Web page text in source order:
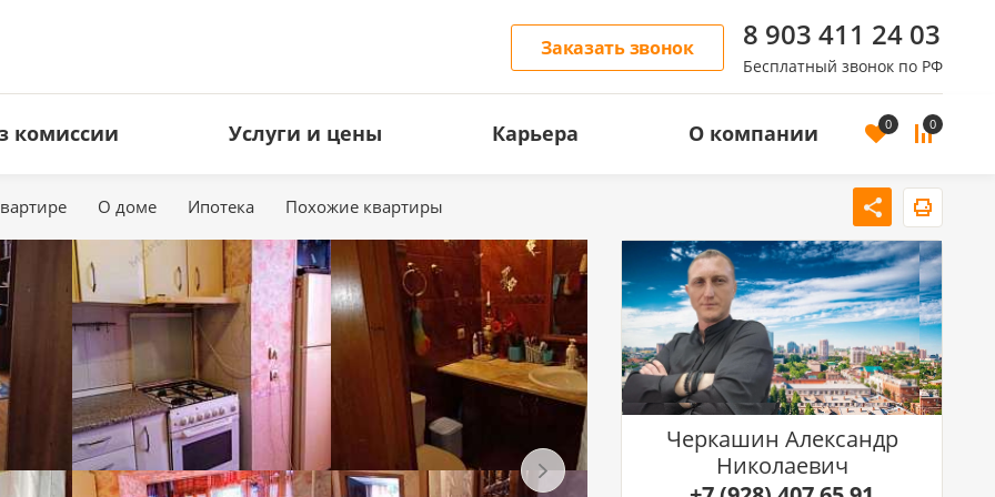
Заказать звонок 8 903 411 24 03
Бесплатный звонок по РФ
ЗЕМЕЛЬНЫЕ УЧАСТКИ
Под ИЖС
Дачные
Сельхоз
КОММЕРЧЕСКАЯ НЕДВИЖИМОСТЬ
Офисы
Торговые площади
Свободное назначение
Производство
Гостиницы
Кафе и рестораны
АРЕНДА ЖИЛОЙ НЕДВИЖИМОСТИ
Аренда квартир
Аренда домов
комиссии Услуги и цены Карьера О компании 0 0
О доме Ипотека Похожие квартиры
Черкашин Александр
Николаевич